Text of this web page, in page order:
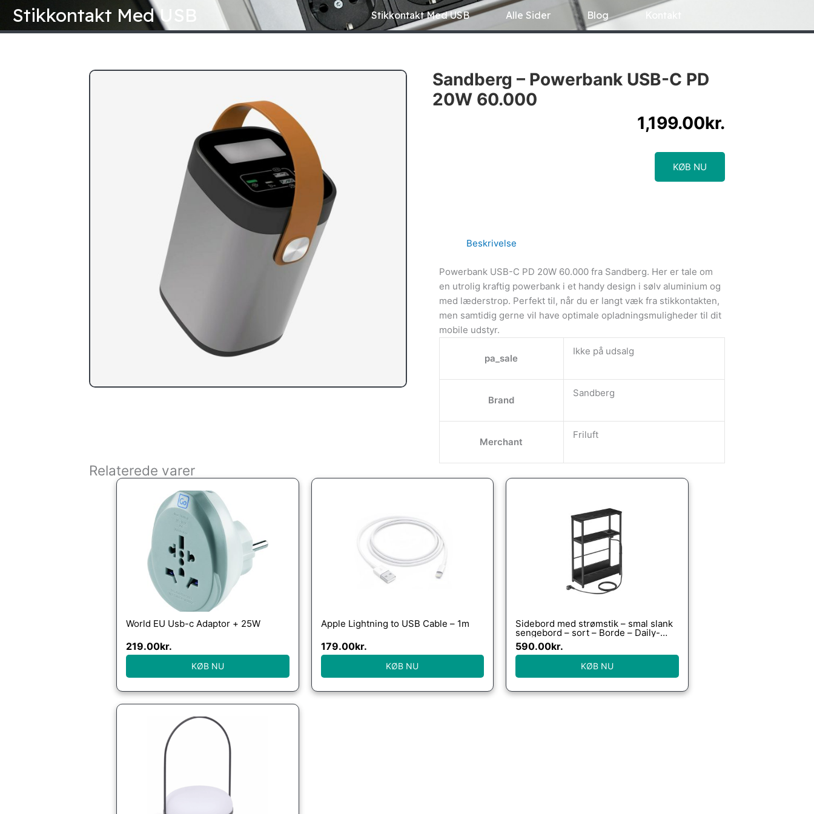
indholdet
Stikkontakt Med USB Stikkontakt Med USB Alle Sider Blog
Sandberg – Powerbank USB-C PD
20W 60.000
1,199.00kr.
KØB NU
Beskrivelse
Powerbank USB-C PD 20W 60.000 fra Sandberg. Her er tale om
en utrolig kraftig powerbank i et handy design i sølv aluminium og
med læderstrop. Perfekt til, når du er langt væk fra stikkontakten,
men samtidig gerne vil have optimale opladningsmuligheder til dit
mobile udstyr.
pa_sale
Ikke på udsalg
Brand
Sandberg
Merchant
Friluft
Relaterede varer
World EU Usb-c Adaptor + 25W
219.00kr.
KØB NU
Apple Lightning to USB Cable – 1m
179.00kr.
KØB NU
Sidebord med strømstik – smal slank
sengebord – sort – Borde – Daily-
Living
590.00kr.
KØB NU